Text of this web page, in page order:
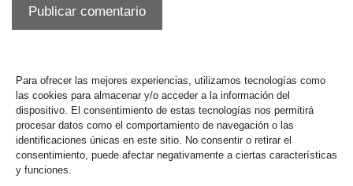
Para ofrecer las mejores experiencias, utilizamos tecnologías como
las cookies para almacenar y/o acceder a la información del
dispositivo. El consentimiento de estas tecnologías nos permitirá
procesar datos como el comportamiento de navegación o las
identificaciones únicas en este sitio. No consentir o retirar el
consentimiento, puede afectar negativamente a ciertas características
y funciones.